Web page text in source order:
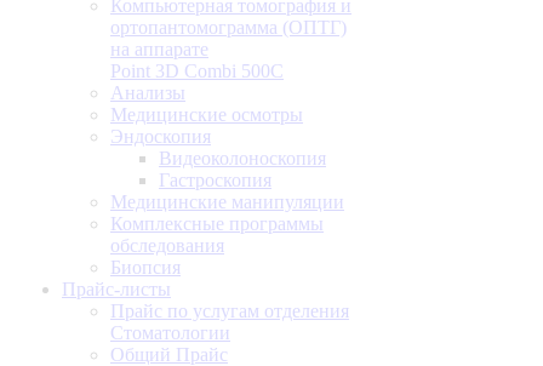
Компьютерная томография и
ортопантомограмма (ОПТГ)
на аппарате
Point 3D Combi 500C
Анализы
Медицинские осмотры
Эндоскопия
Видеоколоноскопия
Гастроскопия
Медицинские манипуляции
Комплексные программы
обследования
Биопсия
Прайс-листы
Прайс по услугам отделения
Стоматологии
Общий Прайс